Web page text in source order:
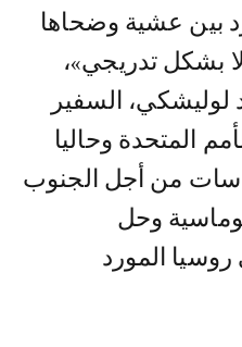
بين عشية وضحاها
بشكل تدريجي»،
السفير
المتحدة وحاليا
من أجل الجنوب
وحل
المورد